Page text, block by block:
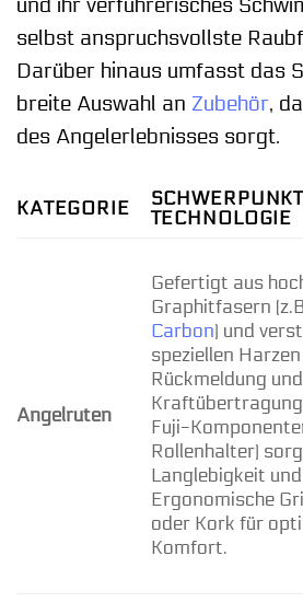
und ihr verführerisches
selbst anspruchsvollste
Darüber hinaus umfasst das
breite Auswahl an Zubehör,
des Angelerlebnisses sorgt.
KATEGORIE
TECHNOLOGIE
Angelruten
Gefertigt aus
Graphitfasern
Carbon) und
speziellen
Rückmeldung und
Fuji-
Rollenhalter)
Langlebigkeit
Ergonomische
oder Kork für
Komfort.